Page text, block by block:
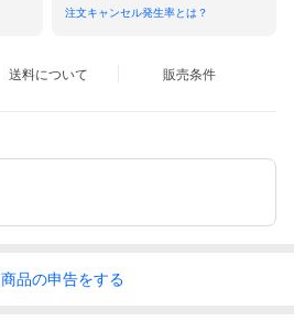
注文キャンセル発生率とは？
送料について 販売条件
商品の申告をする